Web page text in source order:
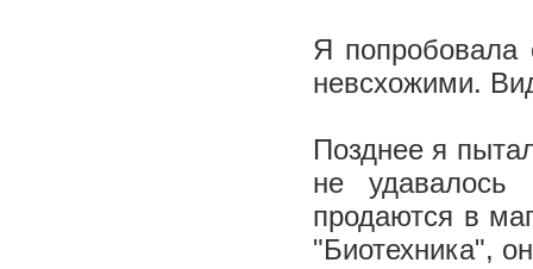
Я попробовала
невсхожими.
Позднее я
не удавалось
продаются в
"Биотехника",